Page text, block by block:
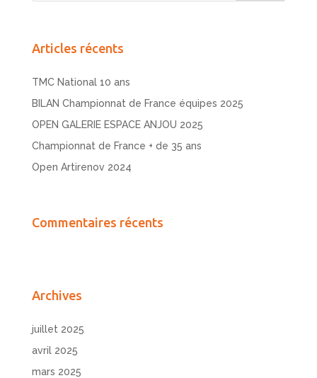
Articles récents
TMC National 10 ans
BILAN Championnat de France équipes 2025
OPEN GALERIE ESPACE ANJOU 2025
Championnat de France + de 35 ans
Open Artirenov 2024
Commentaires récents
Archives
juillet 2025
avril 2025
mars 2025